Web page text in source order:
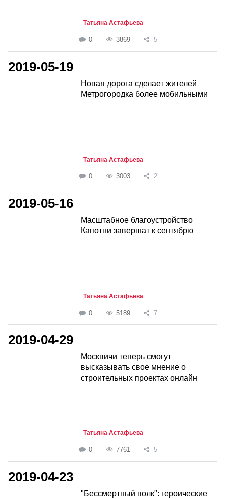
Татьяна Астафьева
0 3869 5
2019-05-19
Новая дорога сделает жителей
Метрогородка более мобильными
Татьяна Астафьева
0 3003 2
2019-05-16
Масштабное благоустройство
Капотни завершат к сентябрю
Татьяна Астафьева
0 5189 7
2019-04-29
Москвичи теперь смогут
высказывать свое мнение о
строительных проектах онлайн
Татьяна Астафьева
0 7761 5
2019-04-23
"Бессмертный полк": героические